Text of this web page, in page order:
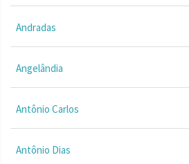
Andradas
Angelândia
Antônio Carlos
Antônio Dias